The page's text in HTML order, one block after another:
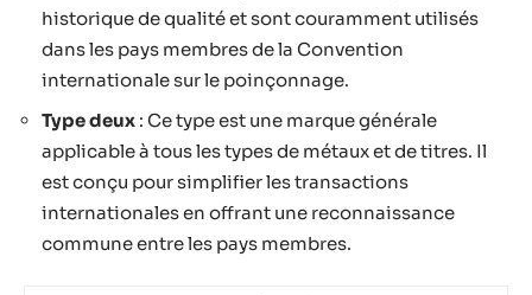
historique de qualité et sont couramment utilisés
dans les pays membres de la Convention
internationale sur le poinçonnage.
Type deux : Ce type est une marque générale
applicable à tous les types de métaux et de titres. Il
est conçu pour simplifier les transactions
internationales en offrant une reconnaissance
commune entre les pays membres.